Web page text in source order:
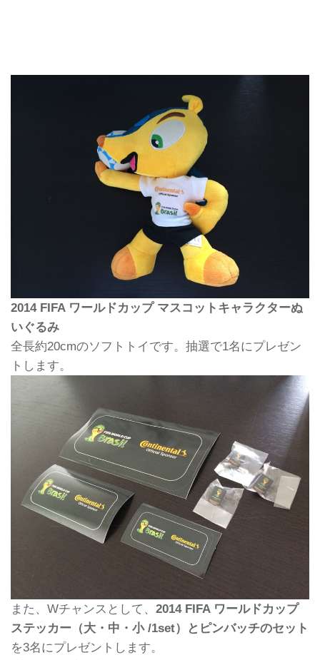
2014 FIFA ワールドカップ マスコットキャラクターぬ
いぐるみ
全長約20cmのソフトトイです。抽選で1名にプレゼン
トします。
また、Wチャンスとして、 2014 FIFA ワールドカップ
ステッカー（大・中・小 /1set）とピンバッチのセット
を3名にプレゼントします。